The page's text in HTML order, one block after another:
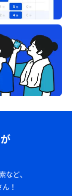
ど、
！